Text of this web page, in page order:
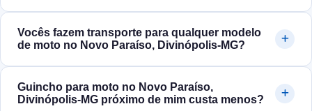
Vocês fazem transporte para qualquer modelo
de moto no Novo Paraíso, Divinópolis‑MG?
Guincho para moto no Novo Paraíso,
Divinópolis‑MG próximo de mim custa menos?